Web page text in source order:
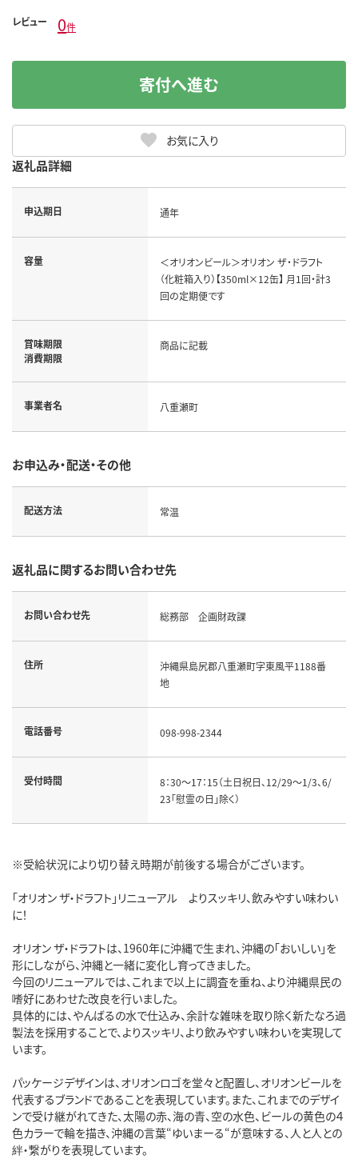
レビュー 0件
お気に入り
寄付へ進む
返礼品詳細
申込期日 通年
容量
＜オリオンビール＞オリオン ザ・ドラフト
（化粧箱入り）【350ml×12缶】 月1回・計3
回の定期便です
賞味期限
消費期限
商品に記載
事業者名 八重瀬町
お申込み・配送・その他
配送方法 常温
返礼品に関するお問い合わせ先
お問い合わせ先 総務部 企画財政課
住所
沖縄県島尻郡八重瀬町字東風平1188番
地
電話番号 098-998-2344
受付時間
8：30～17：15（土日祝日、12/29～1/3、6/
23「慰霊の日」除く）
※受給状況により切り替え時期が前後する場合がございます。
「オリオン ザ・ドラフト」リニューアル よりスッキリ、飲みやすい味わい
に！
オリオン ザ・ドラフトは、1960年に沖縄で生まれ、沖縄の「おいしい」を
形にしながら、沖縄と一緒に変化し育ってきました。
今回のリニューアルでは、これまで以上に調査を重ね、より沖縄県民の
嗜好にあわせた改良を行いました。
具体的には、やんばるの水で仕込み、余計な雑味を取り除く新たなろ過
製法を採用することで、よりスッキリ、より飲みやすい味わいを実現して
います。
パッケージデザインは、オリオンロゴを堂々と配置し、オリオンビールを
代表するブランドであることを表現しています。また、これまでのデザイ
ンで受け継がれてきた、太陽の赤、海の青、空の水色、ビールの黄色の４
色カラーで輪を描き、沖縄の言葉“ゆいまーる“が意味する、人と人との
絆・繋がりを表現しています。